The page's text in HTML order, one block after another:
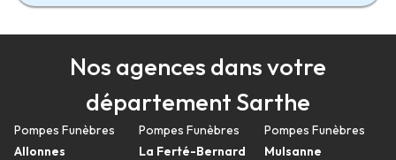
Nos agences dans votre
département Sarthe
Pompes Funèbres
Allonnes
Pompes Funèbres
La Ferté-Bernard
Pompes Funèbres
Mulsanne